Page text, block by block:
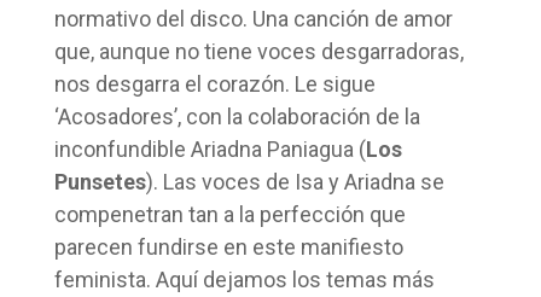
normativo del disco. Una canción de amor
que, aunque no tiene voces desgarradoras,
nos desgarra el corazón. Le sigue
‘Acosadores’, con la colaboración de la
inconfundible Ariadna Paniagua (Los
Punsetes). Las voces de Isa y Ariadna se
compenetran tan a la perfección que
parecen fundirse en este manifiesto
feminista. Aquí dejamos los temas más